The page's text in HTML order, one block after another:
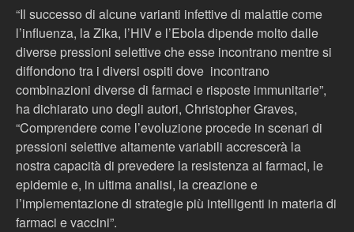
“Il successo di alcune varianti infettive di malattie come
l’influenza, la Zika, l’HIV e l’Ebola dipende molto dalle
diverse pressioni selettive che esse incontrano mentre si
diffondono tra i diversi ospiti dove incontrano
combinazioni diverse di farmaci e risposte immunitarie”,
ha dichiarato uno degli autori, Christopher Graves,
“Comprendere come l’evoluzione procede in scenari di
pressioni selettive altamente variabili accrescerà la
nostra capacità di prevedere la resistenza ai farmaci, le
epidemie e, in ultima analisi, la creazione e
l’implementazione di strategie più intelligenti in materia di
farmaci e vaccini”.